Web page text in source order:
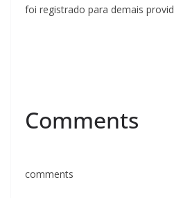
foi registrado para demais
Comments
comments